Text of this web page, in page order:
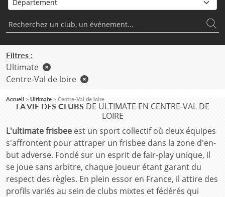
LA VIE DES CLUBSDE ULTIMATE EN CENTRE-VAL DE
LOIRE
L'ultimate frisbee est un sport collectif où deux équipes
s'affrontent pour attraper un frisbee dans la zone d'en-
but adverse. Fondé sur un esprit de fair-play unique, il
se joue sans arbitre, chaque joueur étant garant du
respect des règles. En plein essor en France, il attire des
profils variés au sein de clubs mixtes et fédérés qui
Filtres :
Ultimate
Centre-Val de loire
Accueil Ultimate Centre-Val de loire